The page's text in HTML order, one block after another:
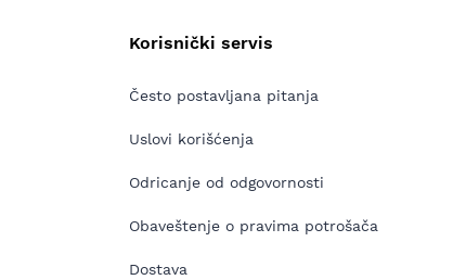
Korisnički servis
Često postavljana pitanja
Uslovi korišćenja
Odricanje od odgovornosti
Obaveštenje o pravima potrošača
Dostava